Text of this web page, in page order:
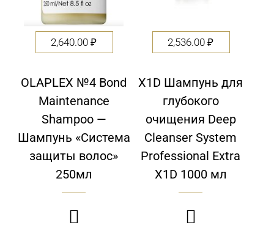
2,640.00₽
OLAPLEX №4 Bond
Maintenance
Shampoo —
Шампунь «Система
защиты волос»
250мл

2,536.00₽
X1D Шампунь для
глубокого
очищения Deep
Cleanser System
Professional Extra
X1D 1000 мл
